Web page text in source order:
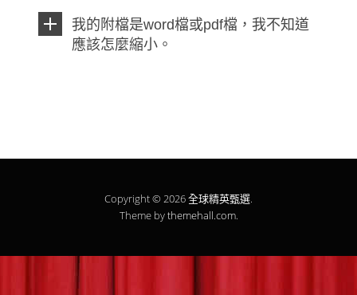
我的附檔是word檔或pdf檔，我不知道
應該怎麼縮小。
Copyright © 2026全球精英甄選.
Theme bythemehall.com.